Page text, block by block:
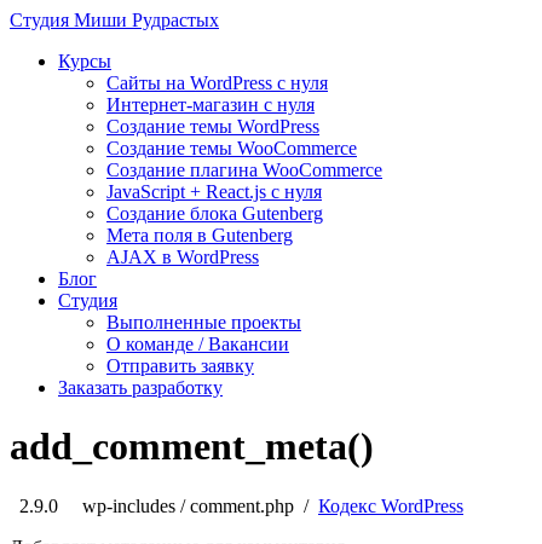
Студия Миши Рудрастых
Курсы
Сайты на WordPress с нуля
Интернет-магазин с нуля
Создание темы WordPress
Создание темы WooCommerce
Создание плагина WooCommerce
JavaScript + React.js с нуля
Создание блока Gutenberg
Мета поля в Gutenberg
AJAX в WordPress
Блог
Студия
Выполненные проекты
О команде / Вакансии
Отправить заявку
Заказать разработку
add_comment_meta()
2.9.0 wp-includes / comment.php / Кодекс WordPress